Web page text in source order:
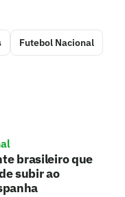
Futebol Nacional
brasileiro que
subir ao